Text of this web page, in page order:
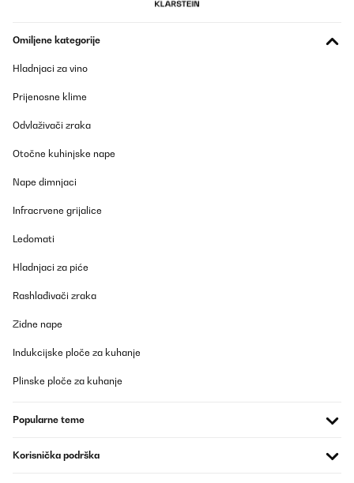
muy rápido, me dieron un rango de fechas y el primer día, ya lo
tamaño más pequeño de 80x45, para colocarlo en un baño
y es de bajo consumo. Justo lo que buscaba, estoy encantada.
Omiljene kategorije
Hladnjaci za vino
Prijenosne klime
Odvlaživači zraka
Otočne kuhinjske nape
Nape dimnjaci
Infracrvene grijalice
Ledomati
Hladnjaci za piće
Rashlađivači zraka
Zidne nape
Indukcijske ploče za kuhanje
Plinske ploče za kuhanje
Popularne teme
Korisnička podrška